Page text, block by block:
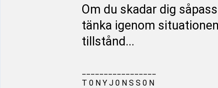
Om du skadar dig
tänka igenom
tillstånd...
T 0 N Y J 0 N S S 0 N